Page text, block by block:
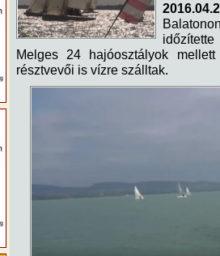
Melges 24 hajóosztályok
résztvevői is vízre szálltak.